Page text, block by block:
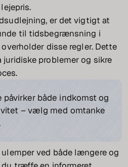
er det vigtigt at
til tidsbegrænsning i
disse regler. Dette
problemer og sikre
både indkomst og
– vælg med omtanke
ved både længere og